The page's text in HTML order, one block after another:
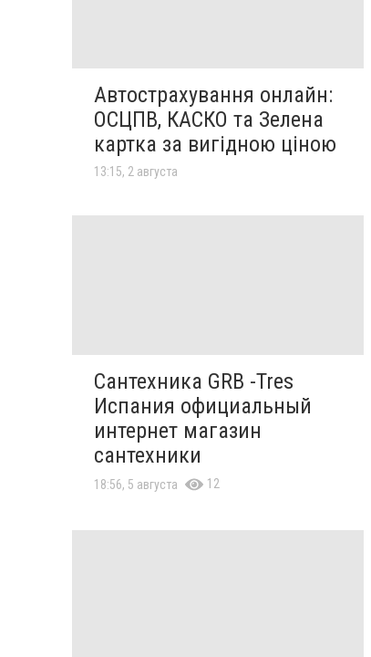
Автострахування онлайн:
ОСЦПВ, КАСКО та Зелена
картка за вигідною ціною
13:15, 2 августа
Сантехника GRB -Tres
Испания официальный
интернет магазин
сантехники
18:56, 5 августа 12